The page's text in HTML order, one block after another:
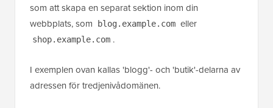
som att skapa en separat sektion inom din
webbplats, som
blog.example.com eller
shop.example.com .
I exemplen ovan kallas 'blogg'- och 'butik'-delarna av
adressen för tredjenivådomänen.